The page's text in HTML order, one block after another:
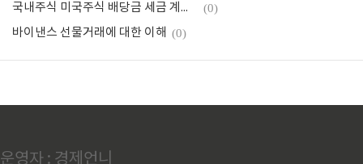
국내주식 미국주식 배당금 세금 계산방법 (0)
바이낸스 선물거래에 대한 이해 (0)
운영자 : 경제언니